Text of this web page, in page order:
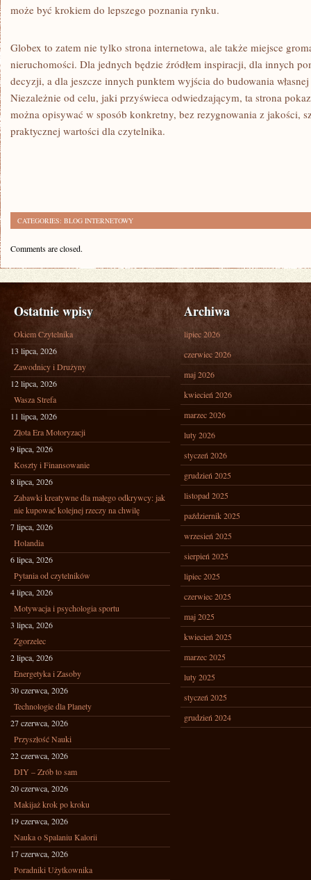
może być krokiem do lepszego poznania rynku.
Globex to zatem nie tylko strona internetowa, ale także miejsce
nieruchomości. Dla jednych będzie źródłem inspiracji, dla innych
decyzji, a dla jeszcze innych punktem wyjścia do budowania
Niezależnie od celu, jaki przyświeca odwiedzającym, ta strona
można opisywać w sposób konkretny, bez rezygnowania z jakości,
praktycznej wartości dla czytelnika.
CATEGORIES: BLOG INTERNETOWY
Comments are closed.
Ostatnie wpisy
Okiem Czytelnika
13 lipca, 2026
Zawodnicy i Drużyny
12 lipca, 2026
Wasza Strefa
11 lipca, 2026
Złota Era Motoryzacji
9 lipca, 2026
Koszty i Finansowanie
8 lipca, 2026
Zabawki kreatywne dla małego odkrywcy: jak
nie kupować kolejnej rzeczy na chwilę
7 lipca, 2026
Holandia
6 lipca, 2026
Pytania od czytelników
4 lipca, 2026
Motywacja i psychologia sportu
3 lipca, 2026
Zgorzelec
2 lipca, 2026
Energetyka i Zasoby
30 czerwca, 2026
Technologie dla Planety
27 czerwca, 2026
Przyszłość Nauki
22 czerwca, 2026
DIY – Zrób to sam
20 czerwca, 2026
Makijaż krok po kroku
19 czerwca, 2026
Nauka o Spalaniu Kalorii
17 czerwca, 2026
Poradniki Użytkownika
Archiwa
lipiec 2026
czerwiec 2026
maj 2026
kwiecień 2026
marzec 2026
luty 2026
styczeń 2026
grudzień 2025
listopad 2025
październik 2025
wrzesień 2025
sierpień 2025
lipiec 2025
czerwiec 2025
maj 2025
kwiecień 2025
marzec 2025
luty 2025
styczeń 2025
grudzień 2024